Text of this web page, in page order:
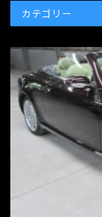
カテゴリー